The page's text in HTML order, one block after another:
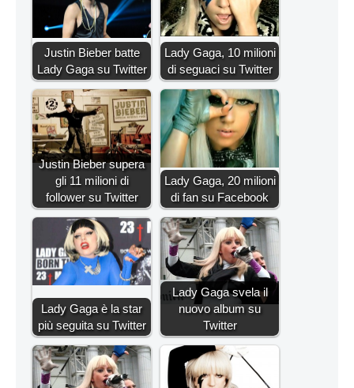
Justin Bieber batte
Lady Gaga su Twitter
Lady Gaga, 10 milioni
di seguaci su Twitter
Justin Bieber supera
gli 11 milioni di
follower su Twitter
Lady Gaga, 20 milioni
di fan su Facebook
Lady Gaga è la star
più seguita su Twitter
Lady Gaga svela il
nuovo album su
Twitter